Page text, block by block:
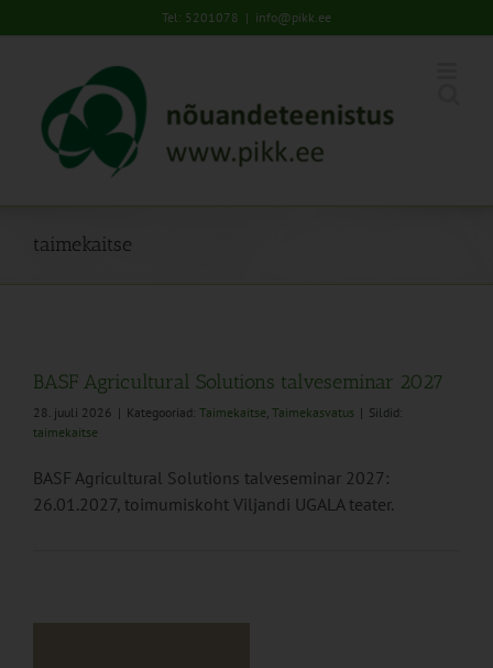
to
Tel: 5201078 | info@pikk.ee
taimekaitse
BASF Agricultural Solutions talveseminar 2027
28. juuli 2026 | Kategooriad: Taimekaitse, Taimekasvatus | Sildid:
taimekaitse
BASF Agricultural Solutions talveseminar 2027:
26.01.2027, toimumiskoht Viljandi UGALA teater.